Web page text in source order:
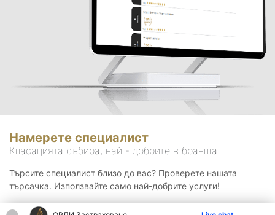
Намерете специалист
Класацията събира, най - добрите в бранша.
Търсите специалист близо до вас? Проверете нашата
търсачка. Използвайте само най-добрите услуги!